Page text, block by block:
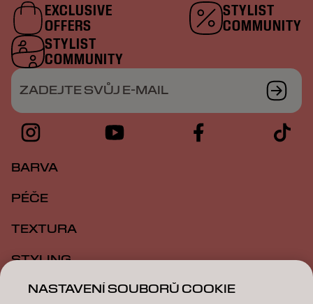
EXCLUSIVE
OFFERS
STYLIST
COMMUNITY
STYLIST
COMMUNITY
ZADEJTE SVŮJ E-MAIL
BARVA
PÉČE
TEXTURA
STYLING
INSPIRACE
NASTAVENÍ SOUBORŮ COOKIE